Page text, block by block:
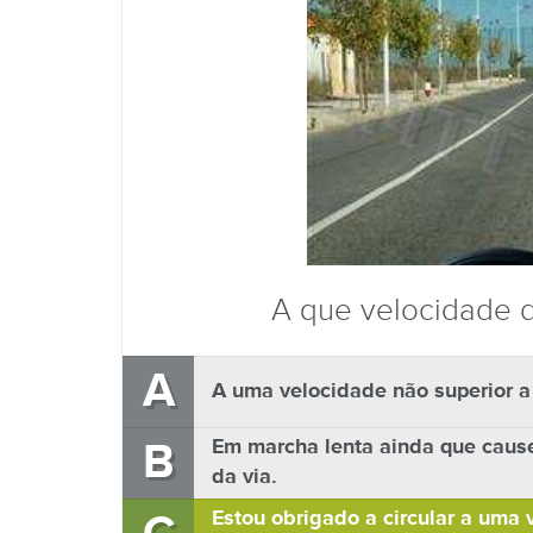
A que velocidade
A A uma velocidade não superior
B
Em marcha lenta ainda que
da via.
Estou obrigado a circular a